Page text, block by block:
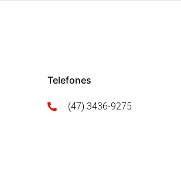
Telefones
(47) 3436-9275